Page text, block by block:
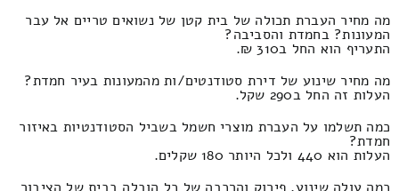
מה מחיר העברת תכולה של בית קטן של נשואים טריים אל עבר
המעונות? בחמדת והסביבה?
התעריף הוא החל ב310 ₪.
מה מחיר שינוע של דירת סטודנטים/ות מהמעונות בעיר חמדת?
העלות זה החל ב290 שקל.
כמה תשלמו על העברת מוצרי חשמל בשביל הסטודנטיות באיזור
חמדת?
העלות הוא 440 ולכל היותר 180 שקלים.